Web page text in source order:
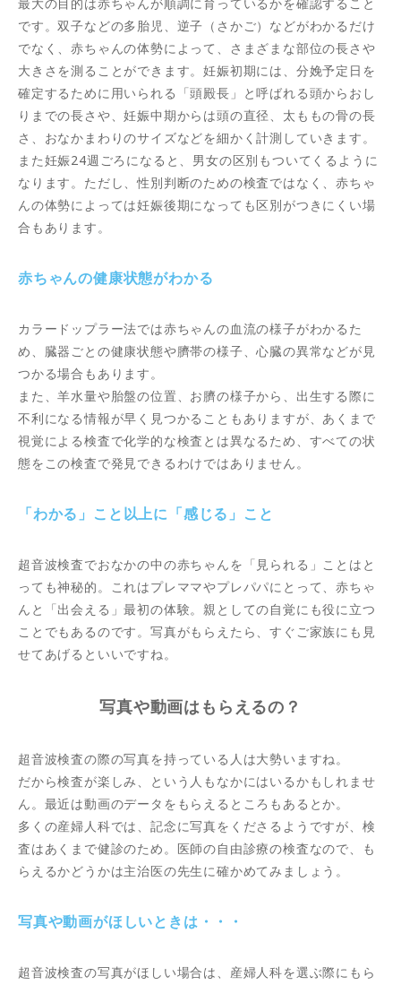
です。双子などの多胎児、逆子（さかご）などがわかるだけ
でなく、赤ちゃんの体勢によって、さまざまな部位の長さや
大きさを測ることができます。妊娠初期には、分娩予定日を
確定するために用いられる「頭殿長」と呼ばれる頭からおし
りまでの長さや、妊娠中期からは頭の直径、太ももの骨の長
さ、おなかまわりのサイズなどを細かく計測していきます。
また妊娠24週ごろになると、男女の区別もついてくるように
なります。ただし、性別判断のための検査ではなく、赤ちゃ
んの体勢によっては妊娠後期になっても区別がつきにくい場
合もあります。
赤ちゃんの健康状態がわかる
カラードップラー法では赤ちゃんの血流の様子がわかるた
め、臓器ごとの健康状態や臍帯の様子、心臓の異常などが見
つかる場合もあります。
また、羊水量や胎盤の位置、お臍の様子から、出生する際に
不利になる情報が早く見つかることもありますが、あくまで
視覚による検査で化学的な検査とは異なるため、すべての状
態をこの検査で発見できるわけではありません。
「わかる」こと以上に「感じる」こと
超音波検査でおなかの中の赤ちゃんを「見られる」ことはと
っても神秘的。これはプレママやプレパパにとって、赤ちゃ
んと「出会える」最初の体験。親としての自覚にも役に立つ
ことでもあるのです。写真がもらえたら、すぐご家族にも見
せてあげるといいですね。
写真や動画はもらえるの？
超音波検査の際の写真を持っている人は大勢いますね。
だから検査が楽しみ、という人もなかにはいるかもしれませ
ん。最近は動画のデータをもらえるところもあるとか。
多くの産婦人科では、記念に写真をくださるようですが、検
査はあくまで健診のため。医師の自由診療の検査なので、も
らえるかどうかは主治医の先生に確かめてみましょう。
写真や動画がほしいときは・・・
超音波検査の写真がほしい場合は、産婦人科を選ぶ際にもら